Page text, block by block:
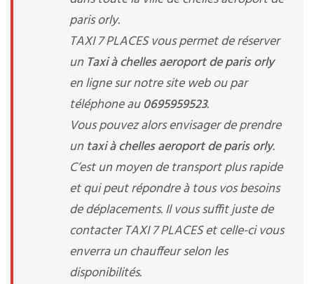
paris orly.
TAXI 7 PLACES vous permet de réserver
un Taxi à chelles aeroport de paris orly
en ligne sur notre site web ou par
téléphone au0695959523.
Vous pouvez alors envisager de prendre
un taxi à chelles aeroport de paris orly.
C’est un moyen de transport plus rapide
et qui peut répondre à tous vos besoins
de déplacements. Il vous suffit juste de
contacter TAXI 7 PLACES et celle-ci vous
enverra un chauffeur selon les
disponibilités.